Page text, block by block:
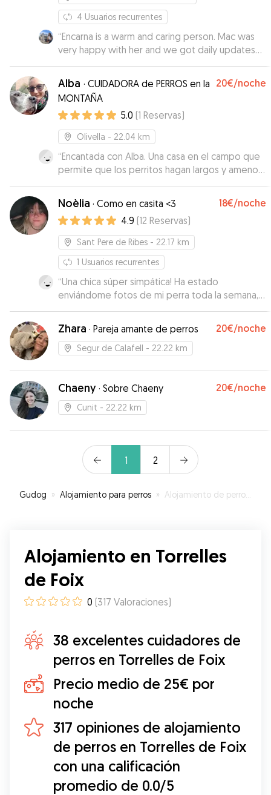
4 Usuarios recurrentes
“Encarna is a warm and caring person. Mac was
very happy with her and we got daily updates
with photos. So glad we discovered her for our
Mac. Thank you Encarna!
Alba · CUIDADORA de PERROS en la
MONTAÑA
20€/noche
5.0 (1 Reservas)
Olivella - 22.04 km
“Encantada con Alba. Una casa en el campo que
permite que los perritos hagan largos y amenos
paseos. Además en la casa hay niños que adoran
los animales y les encanta jugar con nuestros
peludos. Repetiré seguro!”
Noèlia · Como en casita <3 18€/noche
4.9 (12 Reservas)
Sant Pere de Ribes - 22.17 km
1 Usuarios recurrentes
“Una chica súper simpática! Ha estado
enviándome fotos de mi perra toda la semana,
he visto a Keira súper feliz y como en casa.
Teníamos miedo por que era la primera vez que
se quedaba fuera de casa. Pero ha sido todo un
éxito gracias a Noelia. ”
Zhara · Pareja amante de perros 20€/noche
Segur de Calafell - 22.22 km
Chaeny · Sobre Chaeny 20€/noche
Cunit - 22.22 km
1 2
Gudog » Alojamiento para perros » Alojamiento de perros en Torrelles de Foix
Alojamiento en Torrelles
de Foix
0 (317 Valoraciones)
38 excelentes cuidadores de
perros en Torrelles de Foix
Precio medio de 25€ por
noche
317 opiniones de alojamiento
de perros en Torrelles de Foix
con una calificación
promedio de 0.0/5